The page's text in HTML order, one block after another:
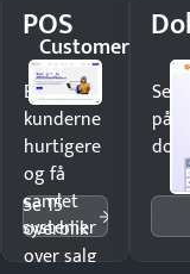
POS
Customer
1st
Ekspedér
kunderne
hurtigere
og få
samlet
overblik
over salg
Se 15
systemer
på